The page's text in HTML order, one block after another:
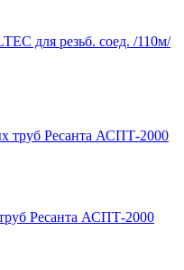
для резьб. соед. /110м/
Ресанта АСПТ-2000